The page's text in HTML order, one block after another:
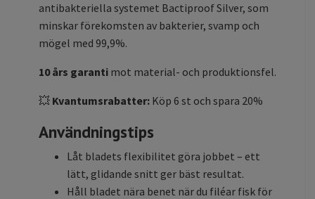
antibakteriella systemet Bactiproof Silver, som
minskar förekomsten av bakterier, svamp och
mögel med 99,9%.
10 års garanti mot material- och produktionsfel.
💥 Kvantumsrabatter: Köp 6 st och spara 20%
Användningstips
Låt bladets flexibilitet göra jobbet – ett
lätt, glidande snitt ger bäst resultat.
Håll bladet nära benet när du filéar fisk för